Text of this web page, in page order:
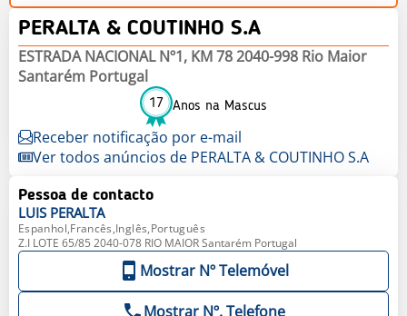
PERALTA & COUTINHO S.A
ESTRADA NACIONAL Nº1, KM 78 2040-998 Rio Maior
Santarém Portugal
17 Anos na Mascus
Receber notificação por e-mail
Ver todos anúncios de PERALTA & COUTINHO S.A
Pessoa de contacto
LUIS PERALTA
Espanhol,Francês,Inglês,Português
Z.I LOTE 65/85 2040-078 RIO MAIOR Santarém Portugal
Mostrar Nº Telemóvel
Mostrar Nº. Telefone